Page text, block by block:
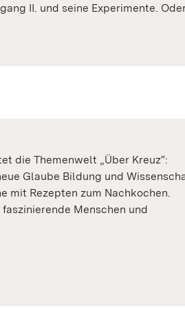
II. und seine Experimente.
die Themenwelt „Über Kreuz“:
Glaube Bildung und
mit Rezepten zum Nachkochen.
Menschen und